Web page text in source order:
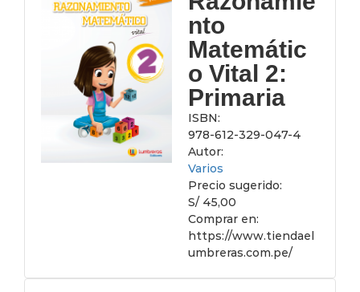
nto
Matemátic
o Vital 2:
Primaria
ISBN:
978-612-329-047-4
Autor:
Varios
Precio sugerido:
S/ 45,00
Comprar en:
https://www.tiendael
umbreras.com.pe/